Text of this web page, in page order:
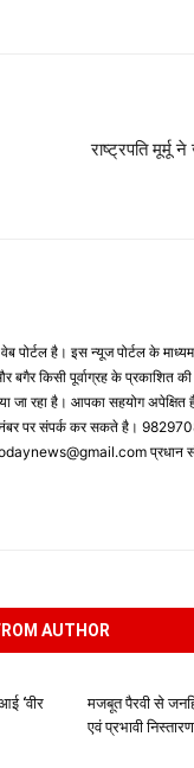
राष्ट्रपति मूर्मू
है। इस न्यूज पोर्टल के
बगैर किसी पूर्वाग्रह के प्रकाशित
जा रहा है। आपका सहयोग
पर संपर्क कर सकते है।
प्रधान
AUTHOR
‘वीर
मजबूत पैरवी से
एवं प्रभावी